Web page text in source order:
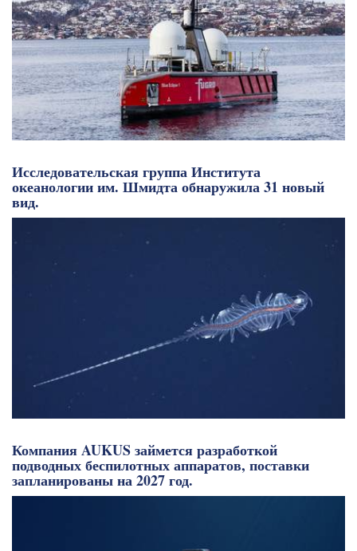
Исследовательская группа Института
океанологии им. Шмидта обнаружила 31 новый
вид.
Компания AUKUS займется разработкой
подводных беспилотных аппаратов, поставки
запланированы на 2027 год.